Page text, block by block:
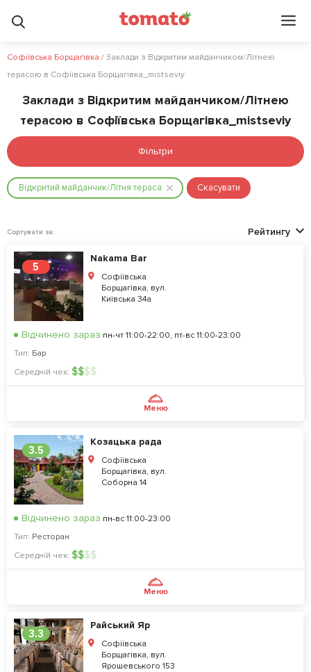
Софіївська Борщагівка / Заклади з Відкритим майданчиком/Літнею
терасою в Софіївська Борщагівка_mistseviy
Заклади з Відкритим майданчиком/Літнею
терасою в Софіївська Борщагівка_mistseviy
Фільтри
Відкритий майданчик/Літня тераса Скасувати
Сортувати за: Рейтингу
5
Nakama Bar
Софіївська
Борщагівка, вул.
Київська 34а
Відчинено зараз пн-чт 11:00-22:00, пт-вс 11:00-23:00
Тип: Бар
Середній чек: $$$$
Меню
3.5
Козацька рада
Софіївська
Борщагівка, вул.
Соборна 14
Відчинено зараз пн-вс 11:00-23:00
Тип: Ресторан
Середній чек: $$$$
Меню
3.3
Райський Яр
Софіївська
Борщагівка, вул.
Ярошевського 153